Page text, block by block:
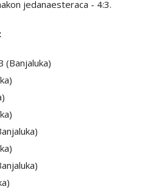
jedanaesteraca - 4:3.
(Banjaluka)